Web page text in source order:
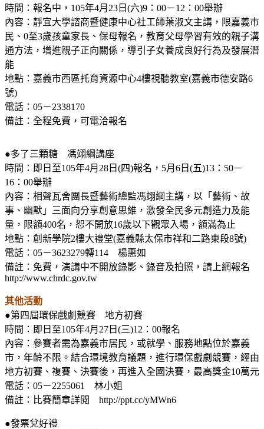
時間：報名中，105年4月23日(六)9：00－12：00舉辦
內容：靜宜大學諮商暨健康中心社工師葉淑文主講，限嘉義市
民、0至3歲孩童家長、保母報名，教育父母學習有效的親子溝
通方法，增進親子正向關係，導引子女養成良好行為及發展潛
能
地點：嘉義市西區托育資源中心4樓視聽教室(嘉義市德安路6
號)
電話：05－2338170
備註：全程免費，可電洽報名
●多了三顆糖 馮翊綱講座
時間：即日至105年4月28日(四)報名，5月6日(五)13：50－
16：00舉辦
內容：相聲瓦舍團長暨藝術總監馮翊綱主講，以「藝術、故
事、幽默」三面向分享創意思維，激發全民多元創造力及能
量，限額400名，恕不開放16歲以下觀眾入場，額滿為止
地點：創新學院2樓大禮堂(嘉義縣太保市祥和二路東段8號)
電話：05－3623279轉114 楊惠如
備註：免費，演講中不開放錄影、錄音及拍照，請上網報名
http://www.chrdc.gov.tw
其他活動
●第四屆環保戲劇競賽 地方初賽
時間：即日至105年4月27日(三)12：00報名
內容：參賽者需為嘉義市居民，或就學、服務地點位於嘉義
市，年齡不限。結合環境教育議題，進行環保戲劇競賽，經由
地方初賽、複賽、決賽後，再進入全國決賽，最高獎金10萬元
電話：05－2255061 林小姐
備註：比賽簡章詳閱 http://ppt.cc/yMWn6
●發票兌好禮